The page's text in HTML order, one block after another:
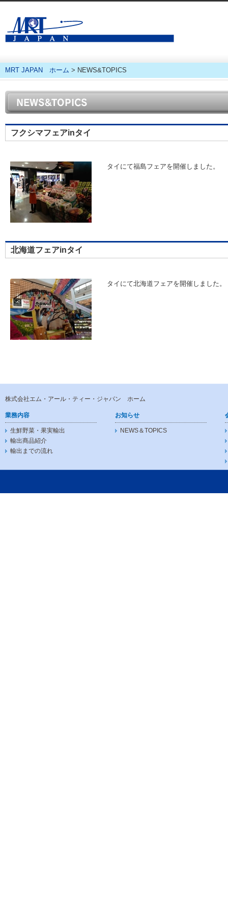
MRT JAPAN ホーム > NEWS&TOPICS
フクシマフェアinタイ
タイにて福島フェアを開催しました。
北海道フェアinタイ
タイにて北海道フェアを開催しました。
株式会社エム・アール・ティー・ジャパン ホーム
業務内容
生鮮野菜・果実輸出
輸出商品紹介
輸出までの流れ
お知らせ
NEWS＆TOPICS